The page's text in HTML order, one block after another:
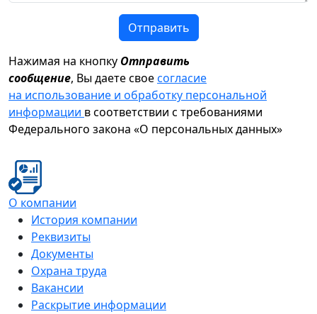
Отправить
Нажимая на кнопку Отправить
сообщение, Вы даете своесогласие
на использование и обработку персональной
информации в соответствии с требованиями
Федерального закона «О персональных данных»
О компании
История компании
Реквизиты
Документы
Охрана труда
Вакансии
Раскрытие информации